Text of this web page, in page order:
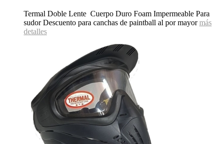
Termal Doble Lente Cuerpo Duro Foam Impermeable Para
sudor Descuento para canchas de paintball al por mayormás
detalles